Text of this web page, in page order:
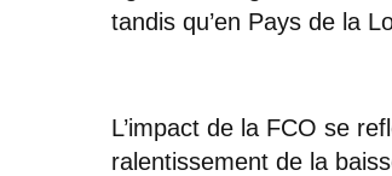
tandis qu’en Pays de la
L’impact de la FCO se
ralentissement de la